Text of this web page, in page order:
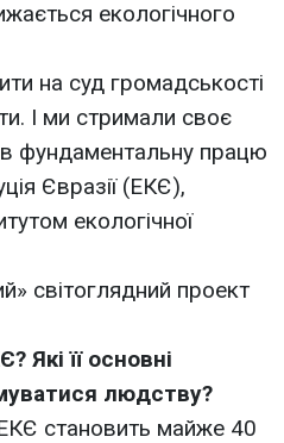
екологічного
на суд громадськості
І ми стримали своє
фундаментальну працю
Євразії (ЕКЄ),
екологічної
світоглядний проект
Які її основні
людству?
становить майже 40